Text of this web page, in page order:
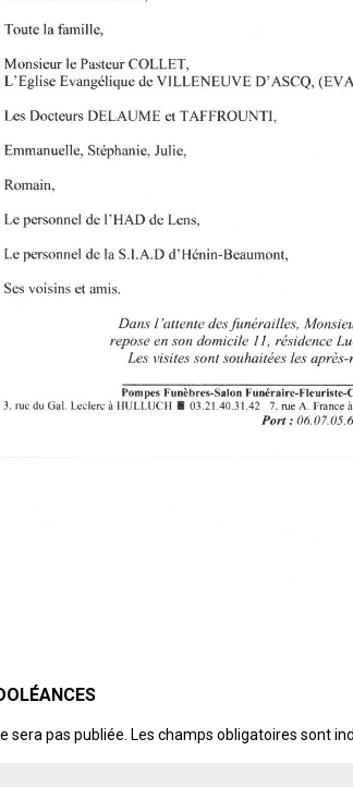
sera pas publiée. Les champs obligatoires sont